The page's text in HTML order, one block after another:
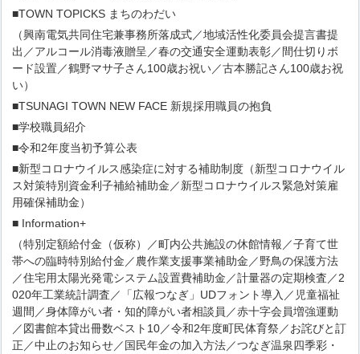
■TOWN TOPICKS まちのわだい
（興南電気共同住宅兼事務所落成式／地域活性化委員会提言書提
出／アルコール消毒液贈呈／春の交通安全運動表彰／間仕切りボ
ード設置／鶴野マサ子さん100歳お祝い／古本勝記さん100歳お祝
い）
■TSUNAGI TOWN NEW FACE 新規採用職員の抱負
■学校職員紹介
■令和2年度当初予算公表
■新型コロナウイルス感染症に対する補助制度（新型コロナウイル
ス対策特別資金利子補給補助金／新型コロナウイルス緊急対策雇
用確保補助金）
■ Information+
（特別定額給付金（仮称）／町内公共施設の休館情報／子育て世
帯への臨時特別給付金／農作業支援事業補助金／野鳥の保護方法
／住宅用太陽光発電システム設置費補助金／計量器の定期検査／2
020年工業統計調査／「広報つなぎ」UDフォント導入／児童福祉
週間／身体障がい者・知的障がい者相談員／赤十字会員増強運動
／図書館本貸出冊数ベスト10／令和2年度町民体育祭／お詫びと訂
正／中止のお知らせ／国民年金の加入方法／つなぎ温泉四季彩・